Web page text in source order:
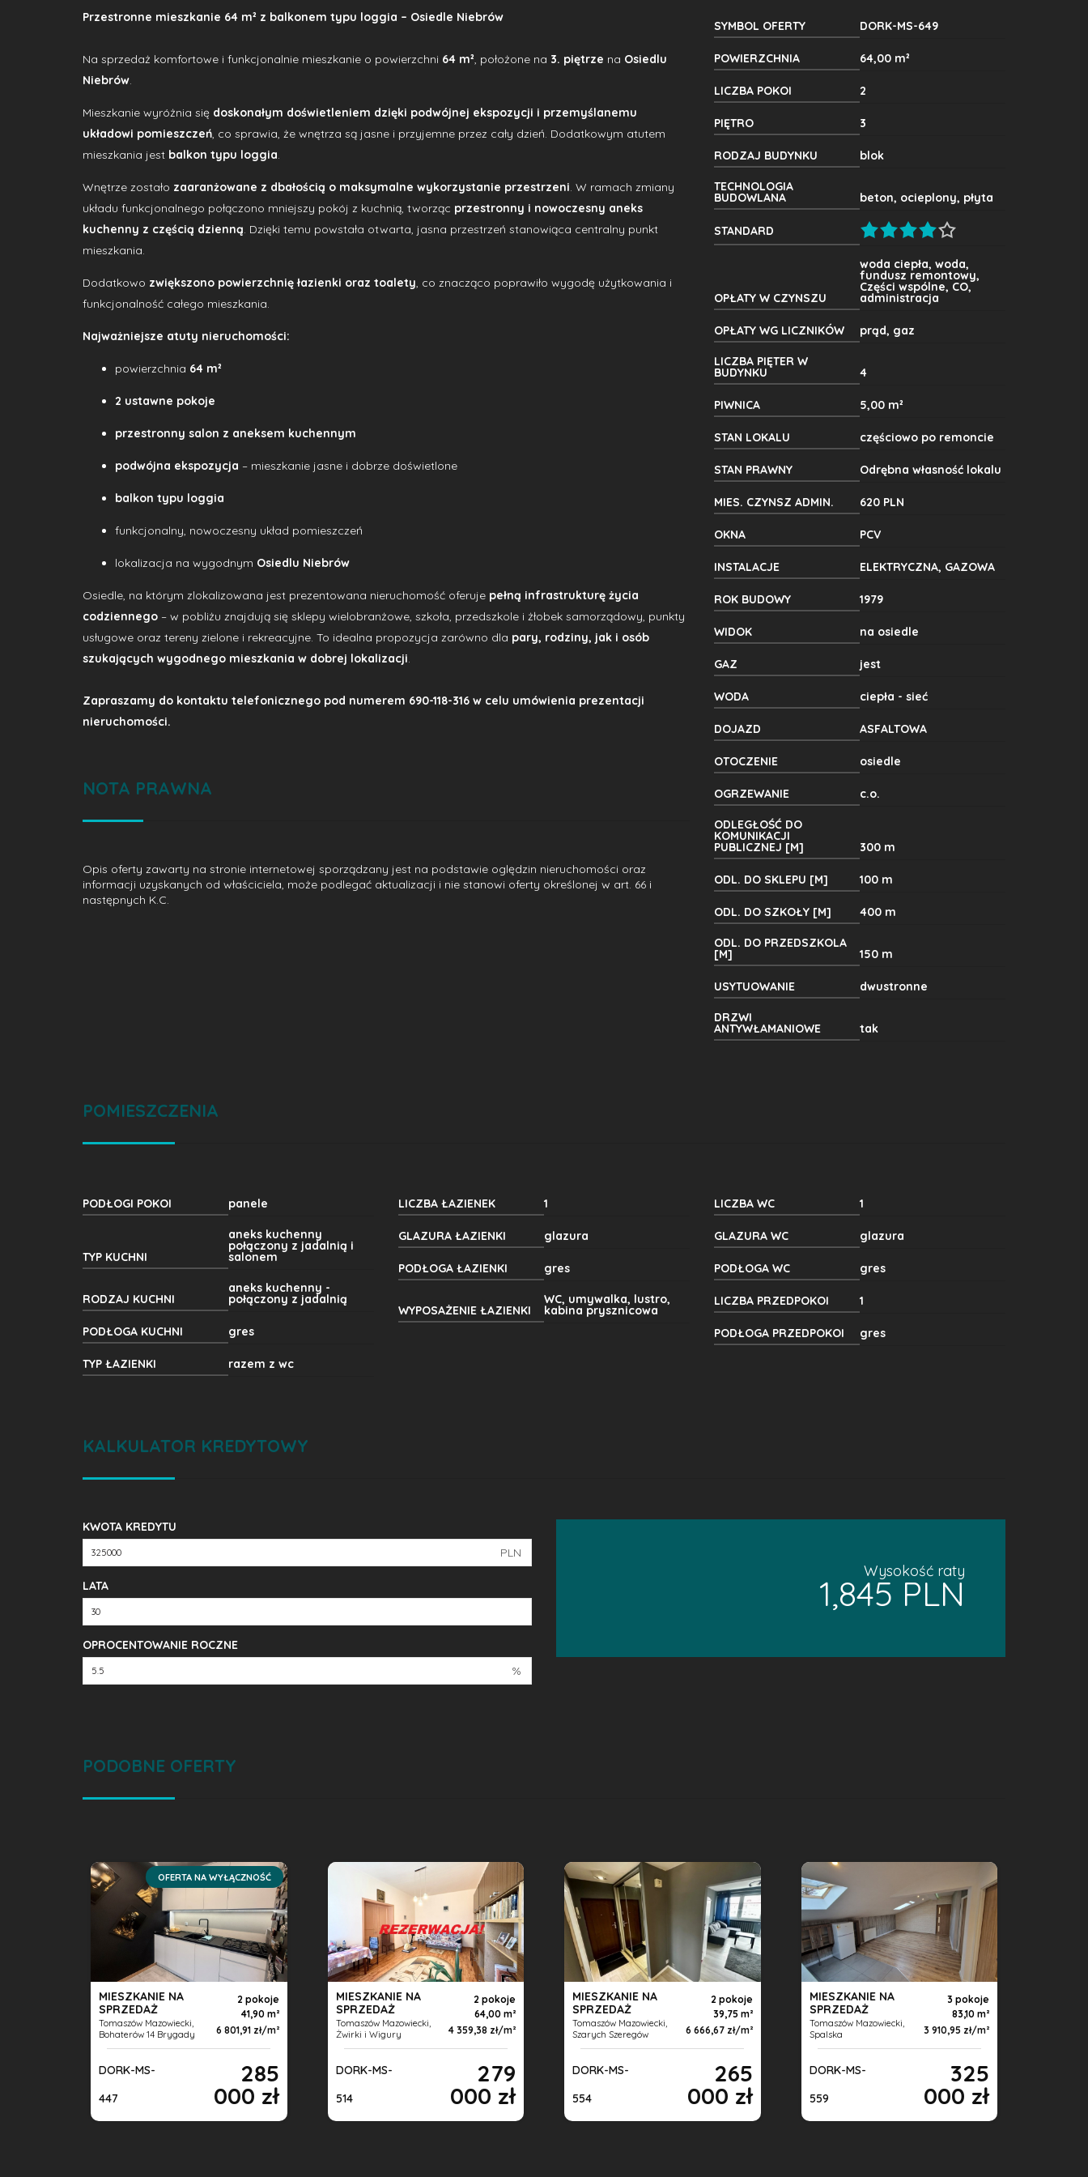
Przestronne mieszkanie 64 m² z balkonem typu loggia – Osiedle Niebrów
Na sprzedaż komfortowe i funkcjonalnie mieszkanie o powierzchni 64 m², położone na 3. piętrze na Osiedlu
Niebrów.
Mieszkanie wyróżnia się doskonałym doświetleniem dzięki podwójnej ekspozycji i przemyślanemu
układowi pomieszczeń, co sprawia, że wnętrza są jasne i przyjemne przez cały dzień. Dodatkowym atutem
mieszkania jest balkon typu loggia.
Wnętrze zostało zaaranżowane z dbałością o maksymalne wykorzystanie przestrzeni. W ramach zmiany
układu funkcjonalnego połączono mniejszy pokój z kuchnią, tworząc przestronny i nowoczesny aneks
kuchenny z częścią dzienną. Dzięki temu powstała otwarta, jasna przestrzeń stanowiąca centralny punkt
mieszkania.
Dodatkowo zwiększono powierzchnię łazienki oraz toalety, co znacząco poprawiło wygodę użytkowania i
funkcjonalność całego mieszkania.
Najważniejsze atuty nieruchomości:
powierzchnia 64 m²
2 ustawne pokoje
przestronny salon z aneksem kuchennym
podwójna ekspozycja – mieszkanie jasne i dobrze doświetlone
balkon typu loggia
funkcjonalny, nowoczesny układ pomieszczeń
lokalizacja na wygodnym Osiedlu Niebrów
Osiedle, na którym zlokalizowana jest prezentowana nieruchomość oferuje pełną infrastrukturę życia
codziennego – w pobliżu znajdują się sklepy wielobranżowe, szkoła, przedszkole i żłobek samorządowy, punkty
usługowe oraz tereny zielone i rekreacyjne. To idealna propozycja zarówno dla pary, rodziny, jak i osób
szukających wygodnego mieszkania w dobrej lokalizacji.
Zapraszamy do kontaktu telefonicznego pod numerem 690-118-316 w celu umówienia prezentacji
nieruchomości.
NOTA PRAWNA
Opis oferty zawarty na stronie internetowej sporządzany jest na podstawie oględzin nieruchomości oraz
informacji uzyskanych od właściciela, może podlegać aktualizacji i nie stanowi oferty określonej w art. 66 i
następnych K.C.
SYMBOL OFERTY DORK-MS-649
POWIERZCHNIA 64,00 m²
LICZBA POKOI 2
PIĘTRO 3
RODZAJ BUDYNKU blok
TECHNOLOGIA
BUDOWLANA beton, ocieplony, płyta
STANDARD
OPŁATY W CZYNSZU
woda ciepła, woda,
fundusz remontowy,
Części wspólne, CO,
administracja
OPŁATY WG LICZNIKÓW prąd, gaz
LICZBA PIĘTER W
BUDYNKU 4
PIWNICA 5,00 m²
STAN LOKALU częściowo po remoncie
STAN PRAWNY Odrębna własność lokalu
MIES. CZYNSZ ADMIN. 620 PLN
OKNA PCV
INSTALACJE ELEKTRYCZNA, GAZOWA
ROK BUDOWY 1979
WIDOK na osiedle
GAZ jest
WODA ciepła - sieć
DOJAZD ASFALTOWA
OTOCZENIE osiedle
OGRZEWANIE c.o.
ODLEGŁOŚĆ DO
KOMUNIKACJI
PUBLICZNEJ [M] 300 m
ODL. DO SKLEPU [M] 100 m
ODL. DO SZKOŁY [M] 400 m
ODL. DO PRZEDSZKOLA
[M] 150 m
USYTUOWANIE dwustronne
DRZWI
ANTYWŁAMANIOWE tak
POMIESZCZENIA
PODŁOGI POKOI panele
TYP KUCHNI
aneks kuchenny
połączony z jadalnią i
salonem
RODZAJ KUCHNI
aneks kuchenny -
połączony z jadalnią
PODŁOGA KUCHNI gres
TYP ŁAZIENKI razem z wc
LICZBA ŁAZIENEK 1
GLAZURA ŁAZIENKI glazura
PODŁOGA ŁAZIENKI gres
WYPOSAŻENIE ŁAZIENKI
WC, umywalka, lustro,
kabina prysznicowa
LICZBA WC 1
GLAZURA WC glazura
PODŁOGA WC gres
LICZBA PRZEDPOKOI 1
PODŁOGA PRZEDPOKOI gres
KALKULATOR KREDYTOWY
KWOTA KREDYTU
PLN
LATA
OPROCENTOWANIE ROCZNE
%
Wysokość raty
1,845 PLN
PODOBNE OFERTY
OFERTA NA WYŁĄCZNOŚĆ
MIESZKANIE NA
SPRZEDAŻ
Tomaszów Mazowiecki,
Bohaterów 14 Brygady
2 pokoje
41,90 m
6 801,91 zł/m
DORK-MS-
447
285
000 zł
MIESZKANIE NA
SPRZEDAŻ
Tomaszów Mazowiecki,
Żwirki i Wigury
2 pokoje
64,00 m
4 359,38 zł/m
DORK-MS-
514
279
000 zł
MIESZKANIE NA
SPRZEDAŻ
Tomaszów Mazowiecki,
Szarych Szeregów
2 pokoje
39,75 m
6 666,67 zł/m
DORK-MS-
554
265
000 zł
MIESZKANIE NA
SPRZEDAŻ
Tomaszów Mazowiecki,
Spalska
3 pokoje
83,10 m
3 910,95 zł/m
DORK-MS-
559
325
000 zł